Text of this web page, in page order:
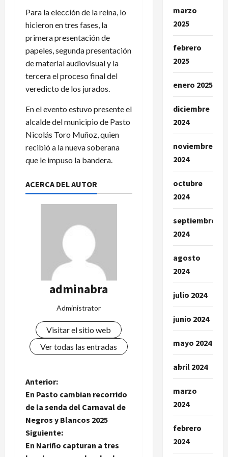
Para la elección de la reina, lo
hicieron en tres fases, la
primera presentación de
papeles, segunda presentación
de material audiovisual y la
tercera el proceso final del
veredicto de los jurados.
En el evento estuvo presente el
alcalde del municipio de Pasto
Nicolás Toro Muñoz, quien
recibió a la nueva soberana
que le impuso la bandera.
ACERCA DEL AUTOR
adminabra
Administrator
Visitar el sitio web
Ver todas las entradas
N
a
v
e
Anterior:
En Pasto cambian recorrido
de la senda del Carnaval de
Negros y Blancos 2025
Siguiente:
En Nariño capturan a tres
marzo
2025
febrero
2025
enero 2025
diciembre
2024
noviembre
2024
octubre
2024
septiembre
2024
agosto
2024
julio 2024
junio 2024
mayo 2024
abril 2024
marzo
2024
febrero
2024